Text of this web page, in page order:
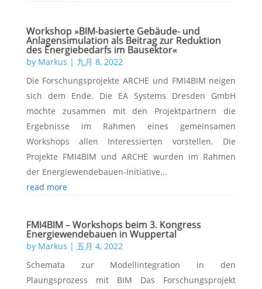
Workshop »BIM-basierte Gebäude- und
Anlagensimulation als Beitrag zur Reduktion
des Energiebedarfs im Bausektor«
by Markus | 九月 8, 2022
Die Forschungsprojekte ARCHE und FMI4BIM neigen
sich dem Ende. Die EA Systems Dresden GmbH
möchte zusammen mit den Projektpartnern die
Ergebnisse im Rahmen eines gemeinsamen
Workshops allen Interessierten vorstellen. Die
Projekte FMI4BIM und ARCHE wurden im Rahmen
der Energiewendebauen-Initiative...
read more
FMI4BIM – Workshops beim 3. Kongress
Energiewendebauen in Wuppertal
by Markus | 五月 4, 2022
Schemata zur Modellintegration in den
Plaungsprozess mit BIM Das Forschungsprojekt